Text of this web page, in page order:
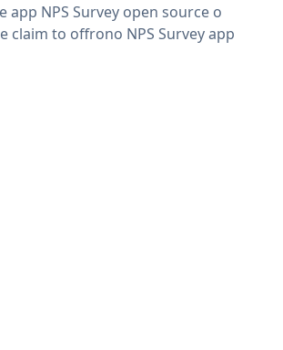
NPS Survey open source o
claim to offrono NPS Survey app